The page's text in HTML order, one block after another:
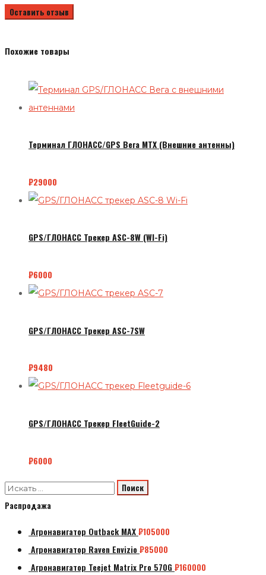
Похожие товары
Терминал ГЛОНАСС/GPS Вега MTX (Внешние антенны)
₽29000
GPS/ГЛОНАСС Трекер ASC-8W (WI-Fi)
₽6000
GPS/ГЛОНАСС Трекер ASC-7SW
₽9480
GPS/ГЛОНАСС Трекер FleetGuide-2
₽6000
Распродажа
Агронавигатор Outback MAX₽105000
Агронавигатор Raven Envizio ₽85000
Агронавигатор Teejet Matrix Pro 570G ₽160000